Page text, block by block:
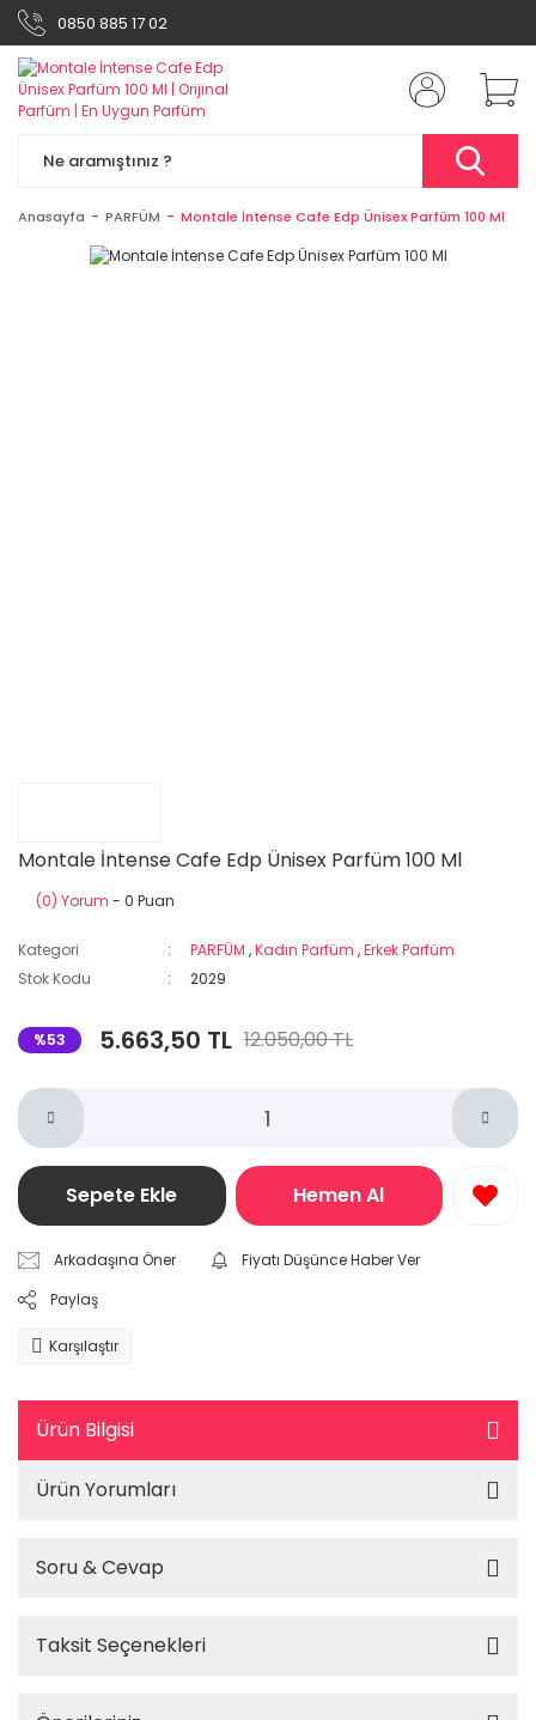
0850 885 17 02
Anasayfa PARFÜM Montale İntense Cafe Edp Ünisex Parfüm 100 Ml
Montale İntense Cafe Edp Ünisex Parfüm 100 Ml
(0) Yorum - 0 Puan
Kategori PARFÜM ,Kadın Parfüm ,Erkek Parfüm
Stok Kodu
2029
%53 5.663,50 TL 12.050,00 TL
Sepete Ekle Hemen Al
Arkadaşına Öner
Fiyatı Düşünce Haber Ver
Paylaş
Karşılaştır
Ürün Bilgisi
Ürün Yorumları
Soru & Cevap
Taksit Seçenekleri